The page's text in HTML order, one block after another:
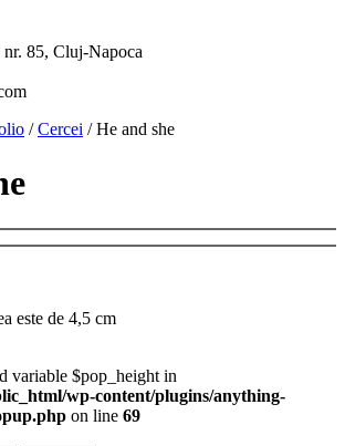
85, Cluj-Napoca
/Cercei / He and she
este de 4,5 cm
variable $pop_height in
wp-content/plugins/anything-
on line 69